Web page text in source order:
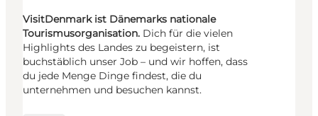
VisitDenmark ist Dänemarks nationale
Tourismusorganisation. Dich für die vielen
Highlights des Landes zu begeistern, ist
buchstäblich unser Job – und wir hoffen, dass
du jede Menge Dinge findest, die du
unternehmen und besuchen kannst.